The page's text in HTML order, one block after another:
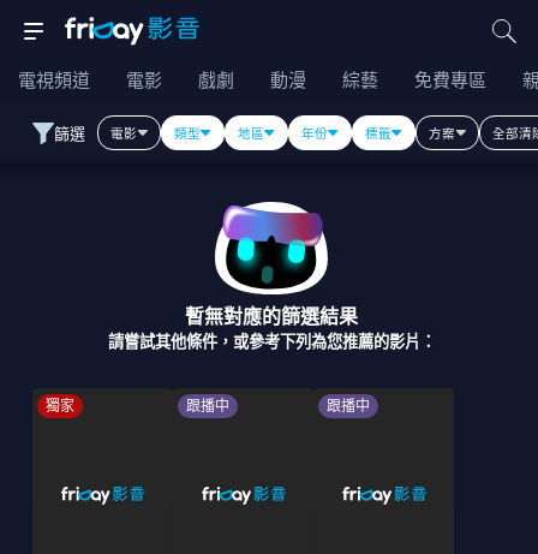
電視頻道 電影 戲劇 動漫 綜藝 免費專區
篩選 電影 類型 地區 年份 標籤 方案 全部清
暫無對應的篩選結果
請嘗試其他條件，或參考下列為您推薦的影片：
獨家 跟播中 跟播中